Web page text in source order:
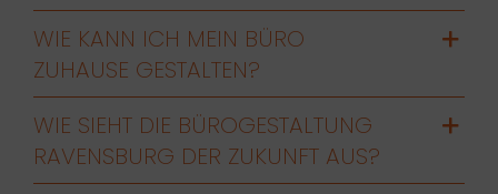
WIE KANN ICH MEIN BÜRO
ZUHAUSE GESTALTEN?
WIE SIEHT DIE BÜROGESTALTUNG
RAVENSBURG DER ZUKUNFT AUS?